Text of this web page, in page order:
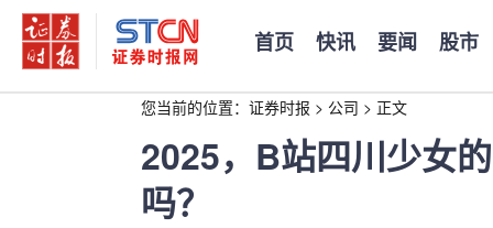
首页 快讯 要闻 股市
您当前的位置： 证券时报 > 公司 > 正文
2025，B站四川少女
吗？